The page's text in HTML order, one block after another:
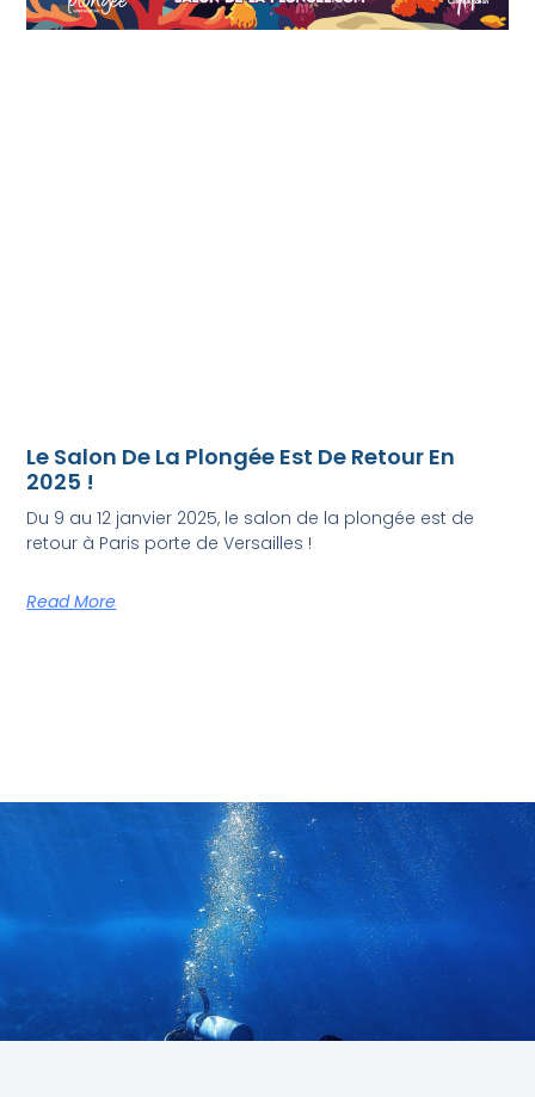
Le Salon De La Plongée Est De Retour En
2025 !
Du 9 au 12 janvier 2025, le salon de la plongée est de
retour à Paris porte de Versailles !
Read More